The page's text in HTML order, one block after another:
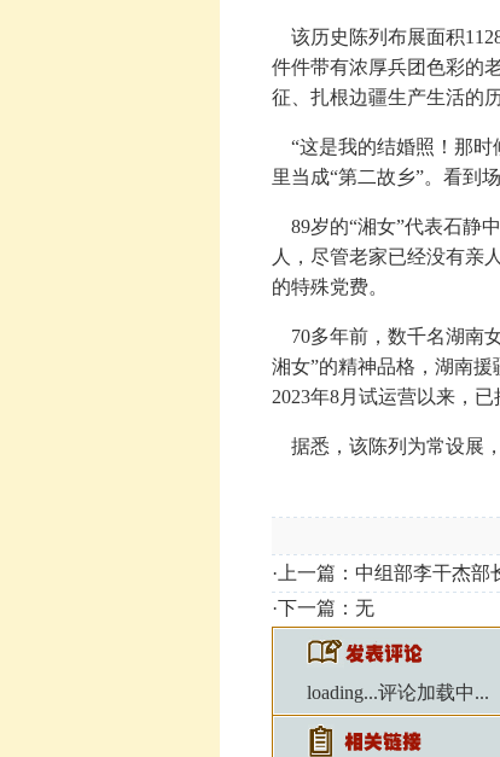
该历史陈列布展面积
件件带有浓厚兵团色彩的
征、扎根边疆生产生活的
“这是我的结婚照！那时
里当成“第二故乡”。看到
89岁的“湘女”代表石静
人，尽管老家已经没有亲
的特殊党费。
70多年前，数千名湖南
湘女”的精神品格，湖南援
2023年8月试运营以来，已
据悉，该陈列为常设展
·上一篇： 中组部李干杰部
·下一篇：无
loading...评论加载中...